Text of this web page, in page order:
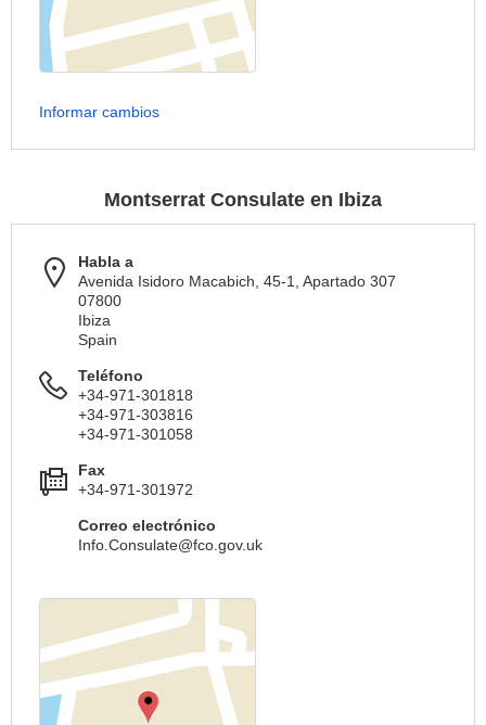
Informar cambios
Montserrat Consulate en Ibiza
Habla a
Avenida Isidoro Macabich, 45-1, Apartado 307
07800
Ibiza
Spain
Teléfono
+34-971-301818
+34-971-303816
+34-971-301058
Fax
+34-971-301972
Correo electrónico
Info.Consulate@fco.gov.uk